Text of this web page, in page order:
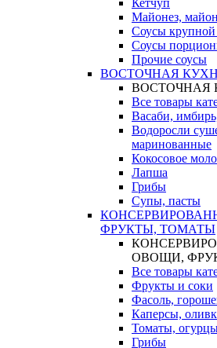
Кетчуп
Майонез,
Соусы крупной
Соусы
Прочие соусы
ВОСТОЧНАЯ
ВОСТОЧНАЯ
Все товары
Васаби,
Водоросли
маринованные
Кокосовое
Лапша
Грибы
Супы, пасты
ФРУКТЫ, ТОМАТЫ
ОВОЩИ,
Все товары
Фрукты и соки
Фасоль,
Каперсы,
Томаты,
Грибы